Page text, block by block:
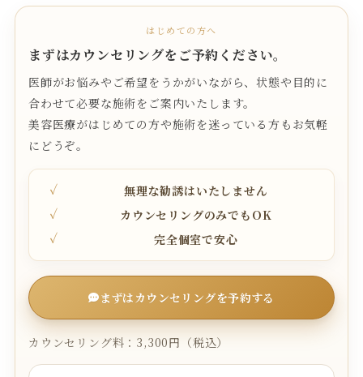
はじめての方へ
まずはカウンセリングをご予約ください。
医師がお悩みやご希望をうかがいながら、状態や目的に
合わせて必要な施術をご案内いたします。
美容医療がはじめての方や施術を迷っている方もお気軽
にどうぞ。
無理な勧誘はいたしません
カウンセリングのみでもOK
完全個室で安心
まずはカウンセリングを予約する
カウンセリング料：3,300円（税込）